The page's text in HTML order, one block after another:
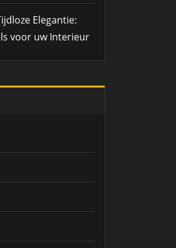
Elegantie:
voor uw Interieur